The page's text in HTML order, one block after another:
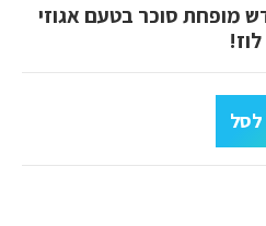
מופחת סוכר בטעם אגוזי
לוז!
לסל